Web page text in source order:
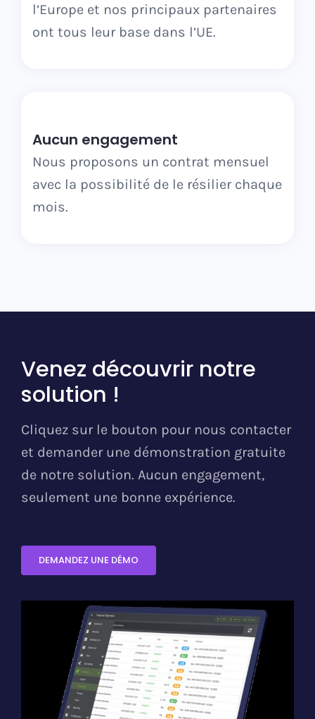
l’Europe et nos principaux partenaires
ont tous leur base dans l’UE.
Aucun engagement
Nous proposons un contrat mensuel
avec la possibilité de le résilier chaque
mois.
Venez découvrir notre
solution !
Cliquez sur le bouton pour nous contacter
et demander une démonstration gratuite
de notre solution. Aucun engagement,
seulement une bonne expérience.
DEMANDEZ UNE DÉMO